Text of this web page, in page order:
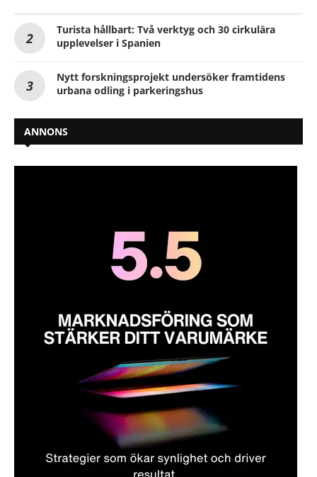
Turista hållbart: Två verktyg och 30 cirkulära
upplevelser i Spanien
Nytt forskningsprojekt undersöker framtidens
urbana odling i parkeringshus
ANNONS